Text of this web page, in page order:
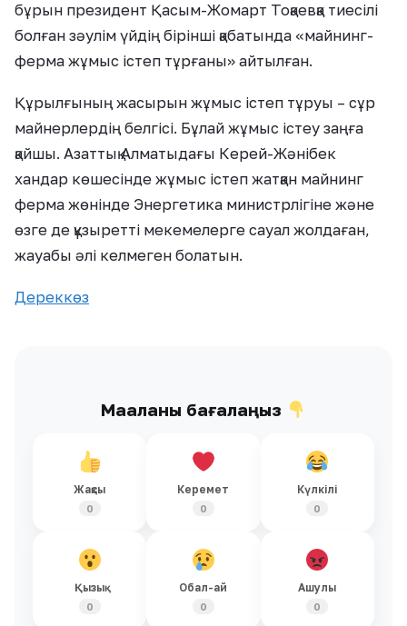
бұрын президент Қасым-Жомарт Тоқаевқа тиесілі
болған зәулім үйдің бірінші қабатында «майнинг-
ферма жұмыс істеп тұрғаны» айтылған.
Құрылғының жасырын жұмыс істеп тұруы – сұр
майнерлердің белгісі. Бұлай жұмыс істеу заңға
қайшы. Азаттық Алматыдағы Керей-Жәнібек
хандар көшесінде жұмыс істеп жатқан майнинг
ферма жөнінде Энергетика министрлігіне және
өзге де құзыретті мекемелерге сауал жолдаған,
жауабы әлі келмеген болатын.
Дереккөз
Мақаланы бағалаңыз
Жақсы
0
Керемет
0
Күлкілі
0
Қызық
0
Обал-ай
0
Ашулы
0